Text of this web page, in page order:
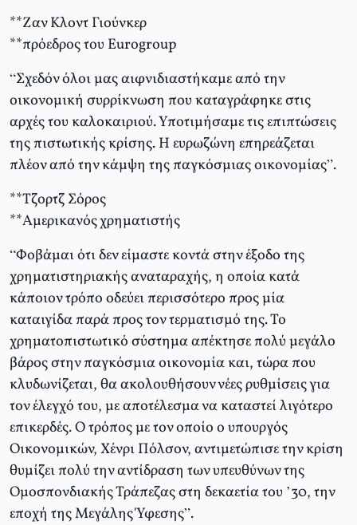
**Ζαν Κλοντ Γιούνκερ
**πρόεδρος του Eurogroup
“Σχεδόν όλοι μας αιφνιδιαστήκαμε από την
οικονομική συρρίκνωση που καταγράφηκε στις
αρχές του καλοκαιριού. Υποτιμήσαμε τις επιπτώσεις
της πιστωτικής κρίσης. Η ευρωζώνη επηρεάζεται
πλέον από την κάμψη της παγκόσμιας οικονομίας”.
**Τζορτζ Σόρος
**Αμερικανός χρηματιστής
“Φοβάμαι ότι δεν είμαστε κοντά στην έξοδο της
χρηματιστηριακής αναταραχής, η οποία κατά
κάποιον τρόπο οδεύει περισσότερο προς μία
καταιγίδα παρά προς τον τερματισμό της. Το
χρηματοπιστωτικό σύστημα απέκτησε πολύ μεγάλο
βάρος στην παγκόσμια οικονομία και, τώρα που
κλυδωνίζεται, θα ακολουθήσουν νέες ρυθμίσεις για
τον έλεγχό του, με αποτέλεσμα να καταστεί λιγότερο
επικερδές. Ο τρόπος με τον οποίο ο υπουργός
Οικονομικών, Χένρι Πόλσον, αντιμετώπισε την κρίση
θυμίζει πολύ την αντίδραση των υπευθύνων της
Ομοσπονδιακής Τράπεζας στη δεκαετία του ’30, την
εποχή της Μεγάλης Ύφεσης”.